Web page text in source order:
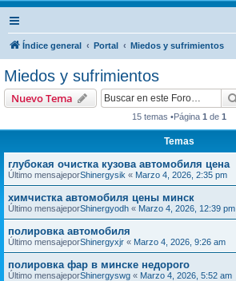
Índice general Portal Miedos y sufrimientos
Miedos y sufrimientos
Nuevo Tema
15 temas •Página 1 de 1
Temas
глубокая очистка кузова автомобиля цена
Último mensajeporShinergysik « Marzo 4, 2026, 2:35 pm
химчистка автомобиля цены минск
Último mensajeporShinergyodh « Marzo 4, 2026, 12:39 pm
полировка автомобиля
Último mensajeporShinergyxjr « Marzo 4, 2026, 9:26 am
полировка фар в минске недорого
Último mensajeporShinergyswg « Marzo 4, 2026, 5:52 am